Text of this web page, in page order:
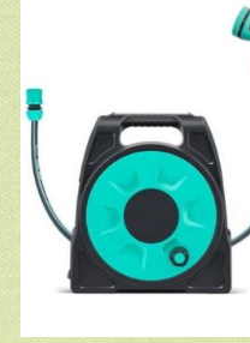
Andeca Luksus Komplet
slangetromle med 40m 1/2"
595,00 DKK
895,00 DKK
Du sparer:
300,00 DKK
Gratis Fragt